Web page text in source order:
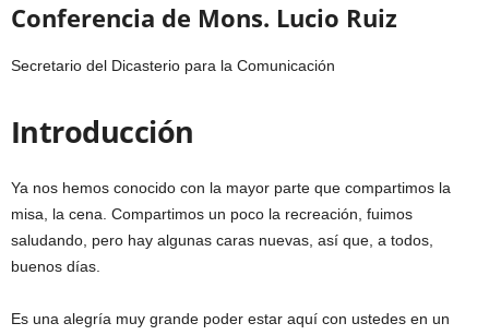
Conferencia de Mons. Lucio Ruiz
Secretario del Dicasterio para la Comunicación
Introducción
Ya nos hemos conocido con la mayor parte que compartimos la
misa, la cena. Compartimos un poco la recreación, fuimos
saludando, pero hay algunas caras nuevas, así que, a todos,
buenos días.
Es una alegría muy grande poder estar aquí con ustedes en un